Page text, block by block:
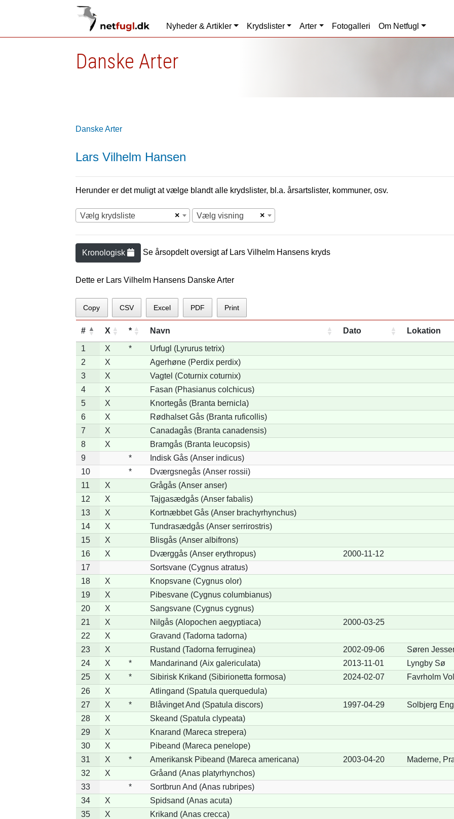
Nyheder & Artikler Krydslister Arter Fotogalleri Om Netfugl
Danske Arter
Danske Arter
Lars Vilhelm Hansen
Herunder er det muligt at vælge blandt alle krydslister, bl.a. årsartslister, kommuner, osv.
×
Vælg krydsliste ×
Vælg visning
Kronologisk Se årsopdelt oversigt af Lars Vilhelm Hansens kryds
Dette er Lars Vilhelm Hansens Danske Arter
Copy CSV Excel PDF Print
# X * Navn Dato Lokation
1 X *
Urfugl (Lyrurus tetrix)
2
X
Agerhøne (Perdix perdix)
3
X
Vagtel (Coturnix coturnix)
4
X
Fasan (Phasianus colchicus)
5
X
Knortegås (Branta bernicla)
6
X
Rødhalset Gås (Branta ruficollis)
7
X
Canadagås (Branta canadensis)
8
X
Bramgås (Branta leucopsis)
9
*
Indisk Gås (Anser indicus)
10
*
Dværgsnegås (Anser rossii)
11
X
Grågås (Anser anser)
12
X
Tajgasædgås (Anser fabalis)
13
X
Kortnæbbet Gås (Anser brachyrhynchus)
14
X
Tundrasædgås (Anser serrirostris)
15
X
Blisgås (Anser albifrons)
16
X Dværggås (Anser erythropus)
2000-11-12
17
Sortsvane (Cygnus atratus)
18
X
Knopsvane (Cygnus olor)
19
X
Pibesvane (Cygnus columbianus)
20
X
Sangsvane (Cygnus cygnus)
21
X Nilgås (Alopochen aegyptiaca)
2000-03-25
22
X
Gravand (Tadorna tadorna)
23
X Rustand (Tadorna ferruginea) 2002-09-06
Søren
24
X * Mandarinand (Aix galericulata) 2013-11-01
Lyngby Sø
25
X * Sibirisk Krikand (Sibirionetta formosa) 2024-02-07
Favrholm
26
X
Atlingand (Spatula querquedula)
27
X * Blåvinget And (Spatula discors) 1997-04-29
Solbjerg
28
X
Skeand (Spatula clypeata)
29
X
Knarand (Mareca strepera)
30
X
Pibeand (Mareca penelope)
31
X * Amerikansk Pibeand (Mareca americana) 2003-04-20
Maderne,
32
X
Gråand (Anas platyrhynchos)
33
*
Sortbrun And (Anas rubripes)
34
X
Spidsand (Anas acuta)
35
X
Krikand (Anas crecca)